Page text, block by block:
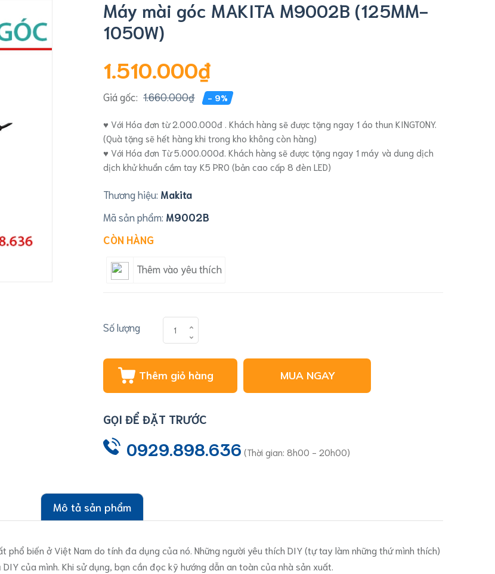
Máy mài góc MAKITA M9002B (125MM-
1050W)
1.510.000₫
Giá gốc: 1.660.000₫ - 9%
♥ Với Hóa đơn từ 2.000.000đ . Khách hàng sẽ được tặng ngay 1 áo thun KINGTONY.
(Quà tặng sẽ hết hàng khi trong kho không còn hàng)
♥ Với Hóa đơn Từ 5.000.000đ. Khách hàng sẽ được tặng ngay 1 máy và dung dịch
dịch khử khuẩn cầm tay K5 PRO (bản cao cấp 8 đèn LED)
Thương hiệu: Makita
Mã sản phẩm: M9002B
CÒN HÀNG
Thêm vào yêu thích
Số lượng
Thêm giỏ hàng MUA NGAY
GỌI ĐỂ ĐẶT TRƯỚC
0929.898.636 (Thời gian: 8h00 - 20h00)
Mô tả sản phẩm
phổ biến ở Việt Nam do tính đa dụng của nó. Những người yêu thích DIY (tự tay làm những thứ mình thích)
của mình. Khi sử dụng, bạn cần đọc kỹ hướng dẫn an toàn của nhà sản xuất.